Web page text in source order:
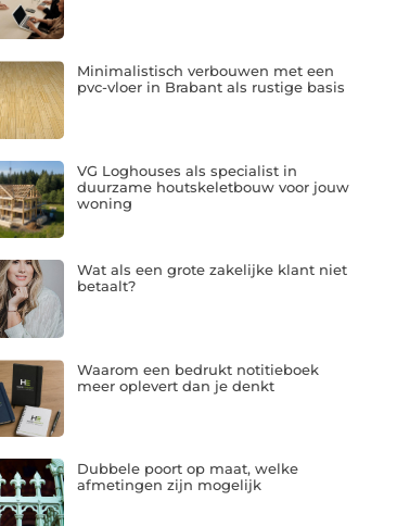
Minimalistisch verbouwen met een
pvc-vloer in Brabant als rustige basis
VG Loghouses als specialist in
duurzame houtskeletbouw voor jouw
woning
Wat als een grote zakelijke klant niet
betaalt?
Waarom een bedrukt notitieboek
meer oplevert dan je denkt
Dubbele poort op maat, welke
afmetingen zijn mogelijk